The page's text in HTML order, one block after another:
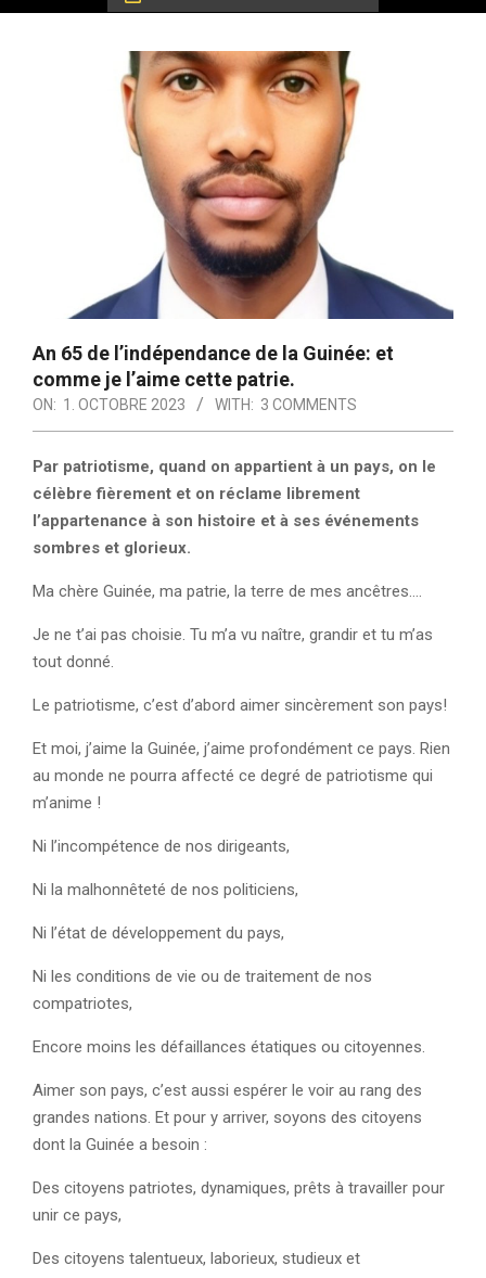
An 65 de l’indépendance de la Guinée: et
comme je l’aime cette patrie.
ON: 1. OCTOBRE 2023 WITH: 3 COMMENTS
Par patriotisme, quand on appartient à un pays, on le
célèbre fièrement et on réclame librement
l’appartenance à son histoire et à ses événements
sombres et glorieux.
Ma chère Guinée, ma patrie, la terre de mes ancêtres….
Je ne t’ai pas choisie. Tu m’a vu naître, grandir et tu m’as
tout donné.
Le patriotisme, c’est d’abord aimer sincèrement son pays!
Et moi, j’aime la Guinée, j’aime profondément ce pays. Rien
au monde ne pourra affecté ce degré de patriotisme qui
m’anime !
Ni l’incompétence de nos dirigeants,
Ni la malhonnêteté de nos politiciens,
Ni l’état de développement du pays,
Ni les conditions de vie ou de traitement de nos
compatriotes,
Encore moins les défaillances étatiques ou citoyennes.
Aimer son pays, c’est aussi espérer le voir au rang des
grandes nations. Et pour y arriver, soyons des citoyens
dont la Guinée a besoin :
Des citoyens patriotes, dynamiques, prêts à travailler pour
unir ce pays,
Des citoyens talentueux, laborieux, studieux et